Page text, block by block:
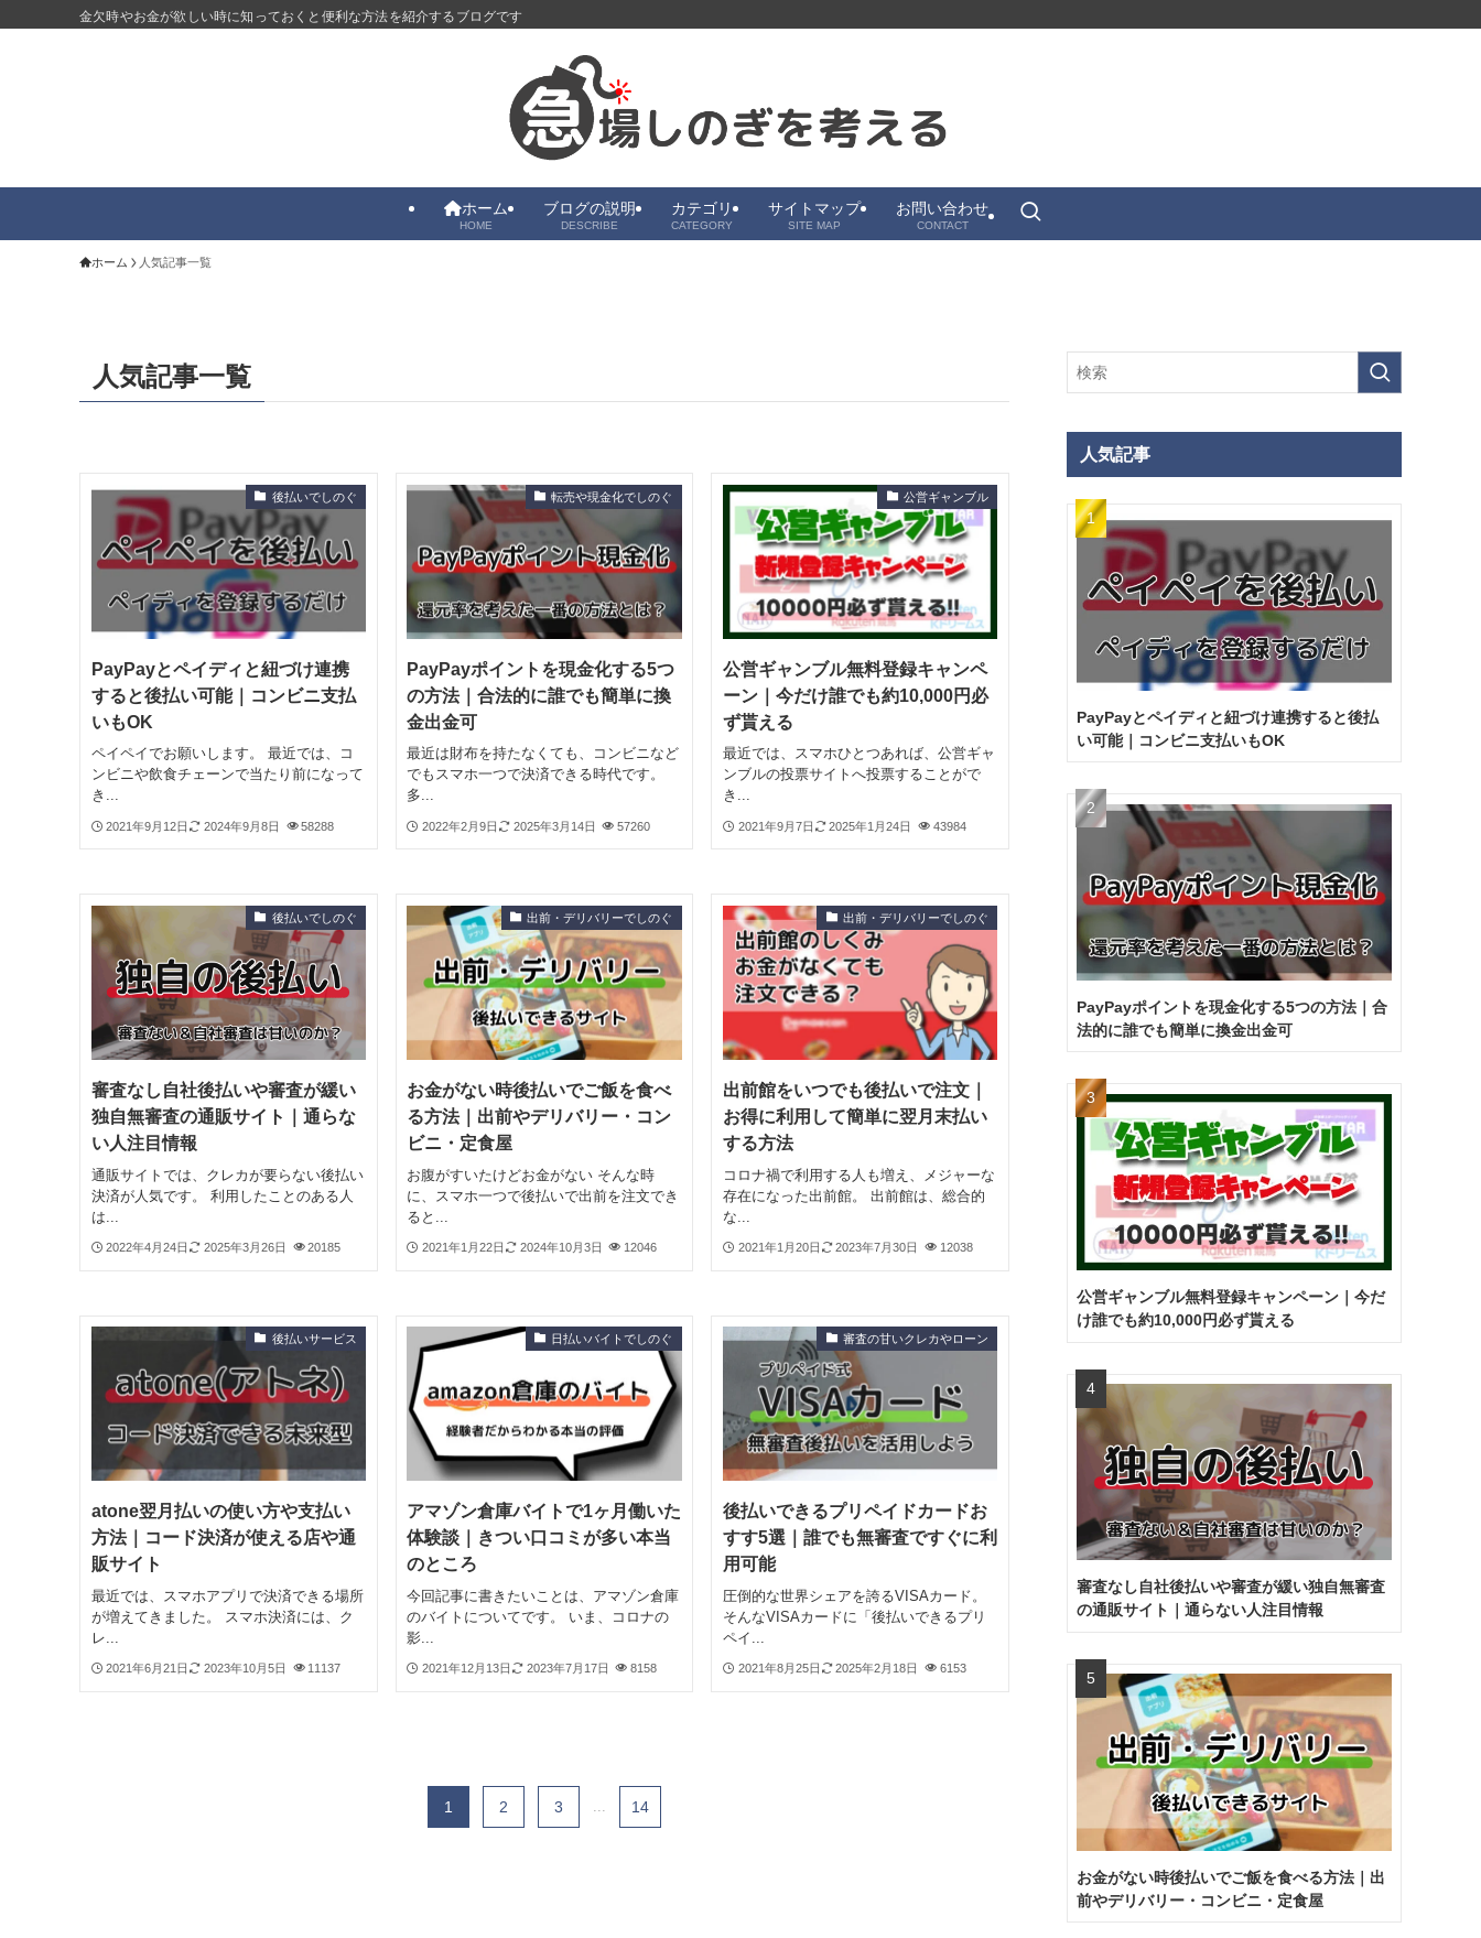
金欠時やお金が欲しい時に知っておくと便利な方法を紹介するブログです
ホーム
HOME
ブログの説明
DESCRIBE
カテゴリ
CATEGORY
サイトマップ
SITE MAP
お問い合わせ
CONTACT
ホーム 人気記事一覧
人気記事一覧
後払いでしのぐ
PayPayとペイディと紐づけ連携
すると後払い可能｜コンビニ支払
いもOK
ペイペイでお願いします。 最近では、コ
ンビニや飲食チェーンで当たり前になって
き...
2021年9月12日 2024年9月8日 58288
転売や現金化でしのぐ
PayPayポイントを現金化する5つ
の方法｜合法的に誰でも簡単に換
金出金可
最近は財布を持たなくても、コンビニなど
でもスマホ一つで決済できる時代です。
多...
2022年2月9日 2025年3月14日 57260
公営ギャンブル
公営ギャンブル無料登録キャンペ
ーン｜今だけ誰でも約10,000円必
ず貰える
最近では、スマホひとつあれば、公営ギャ
ンブルの投票サイトへ投票することがで
き...
2021年9月7日 2025年1月24日 43984
後払いでしのぐ
審査なし自社後払いや審査が緩い
独自無審査の通販サイト｜通らな
い人注目情報
通販サイトでは、クレカが要らない後払い
決済が人気です。 利用したことのある人
は...
2022年4月24日 2025年3月26日 20185
出前・デリバリーでしのぐ
お金がない時後払いでご飯を食べ
る方法｜出前やデリバリー・コン
ビニ・定食屋
お腹がすいたけどお金がない そんな時
に、スマホ一つで後払いで出前を注文でき
ると...
2021年1月22日 2024年10月3日 12046
出前・デリバリーでしのぐ
出前館をいつでも後払いで注文｜
お得に利用して簡単に翌月末払い
する方法
コロナ禍で利用する人も増え、メジャーな
存在になった出前館。 出前館は、総合的
な...
2021年1月20日 2023年7月30日 12038
後払いサービス
atone翌月払いの使い方や支払い
方法｜コード決済が使える店や通
販サイト
最近では、スマホアプリで決済できる場所
が増えてきました。 スマホ決済には、ク
レ...
2021年6月21日 2023年10月5日 11137
日払いバイトでしのぐ
アマゾン倉庫バイトで1ヶ月働いた
体験談｜きつい口コミが多い本当
のところ
今回記事に書きたいことは、アマゾン倉庫
のバイトについてです。 いま、コロナの
影...
2021年12月13日 2023年7月17日 8158
審査の甘いクレカやローン
後払いできるプリペイドカードお
すす5選｜誰でも無審査ですぐに利
用可能
圧倒的な世界シェアを誇るVISAカード。
そんなVISAカードに「後払いできるプリ
ペイ...
2021年8月25日 2025年2月18日 6153
1 2 3 14
人気記事
PayPayとペイディと紐づけ連携すると後払
い可能｜コンビニ支払いもOK
PayPayポイントを現金化する5つの方法｜合
法的に誰でも簡単に換金出金可
公営ギャンブル無料登録キャンペーン｜今だ
け誰でも約10,000円必ず貰える
審査なし自社後払いや審査が緩い独自無審査
の通販サイト｜通らない人注目情報
お金がない時後払いでご飯を食べる方法｜出
前やデリバリー・コンビニ・定食屋